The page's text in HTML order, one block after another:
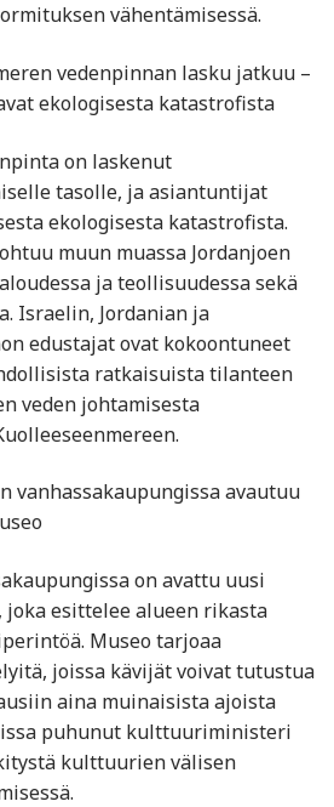
vähentämisessä.
vedenpinnan lasku jatkuu –
ekologisesta katastrofista
on laskenut
tasolle, ja asiantuntijat
ekologisesta katastrofista.
muun muassa Jordanjoen
ja teollisuudessa sekä
Israelin, Jordanian ja
edustajat ovat kokoontuneet
ratkaisuista tilanteen
veden johtamisesta
vanhassakaupungissa avautuu
on avattu uusi
joka esittelee alueen rikasta
Museo tarjoaa
joissa kävijät voivat tutustua
aina muinaisista ajoista
puhunut kulttuuriministeri
kulttuurien välisen